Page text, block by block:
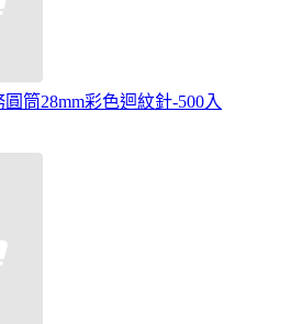
筒28mm彩色迴紋針-500入